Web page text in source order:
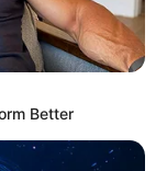
Be His Best To
Better